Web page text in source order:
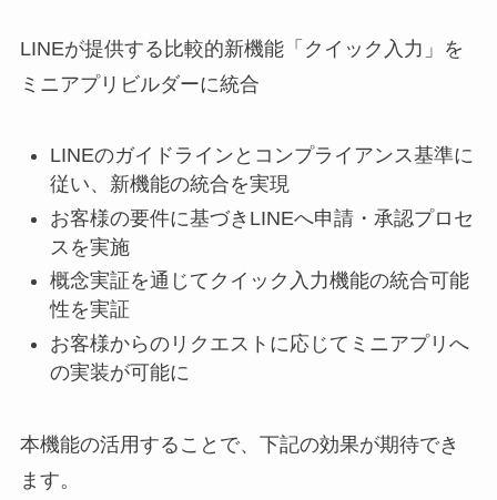
LINEが提供する比較的新機能「クイック入力」を
ミニアプリビルダーに統合
LINEのガイドラインとコンプライアンス基準に
従い、新機能の統合を実現
お客様の要件に基づきLINEへ申請・承認プロセ
スを実施
概念実証を通じてクイック入力機能の統合可能
性を実証
お客様からのリクエストに応じてミニアプリへ
の実装が可能に
本機能の活用することで、下記の効果が期待でき
ます。